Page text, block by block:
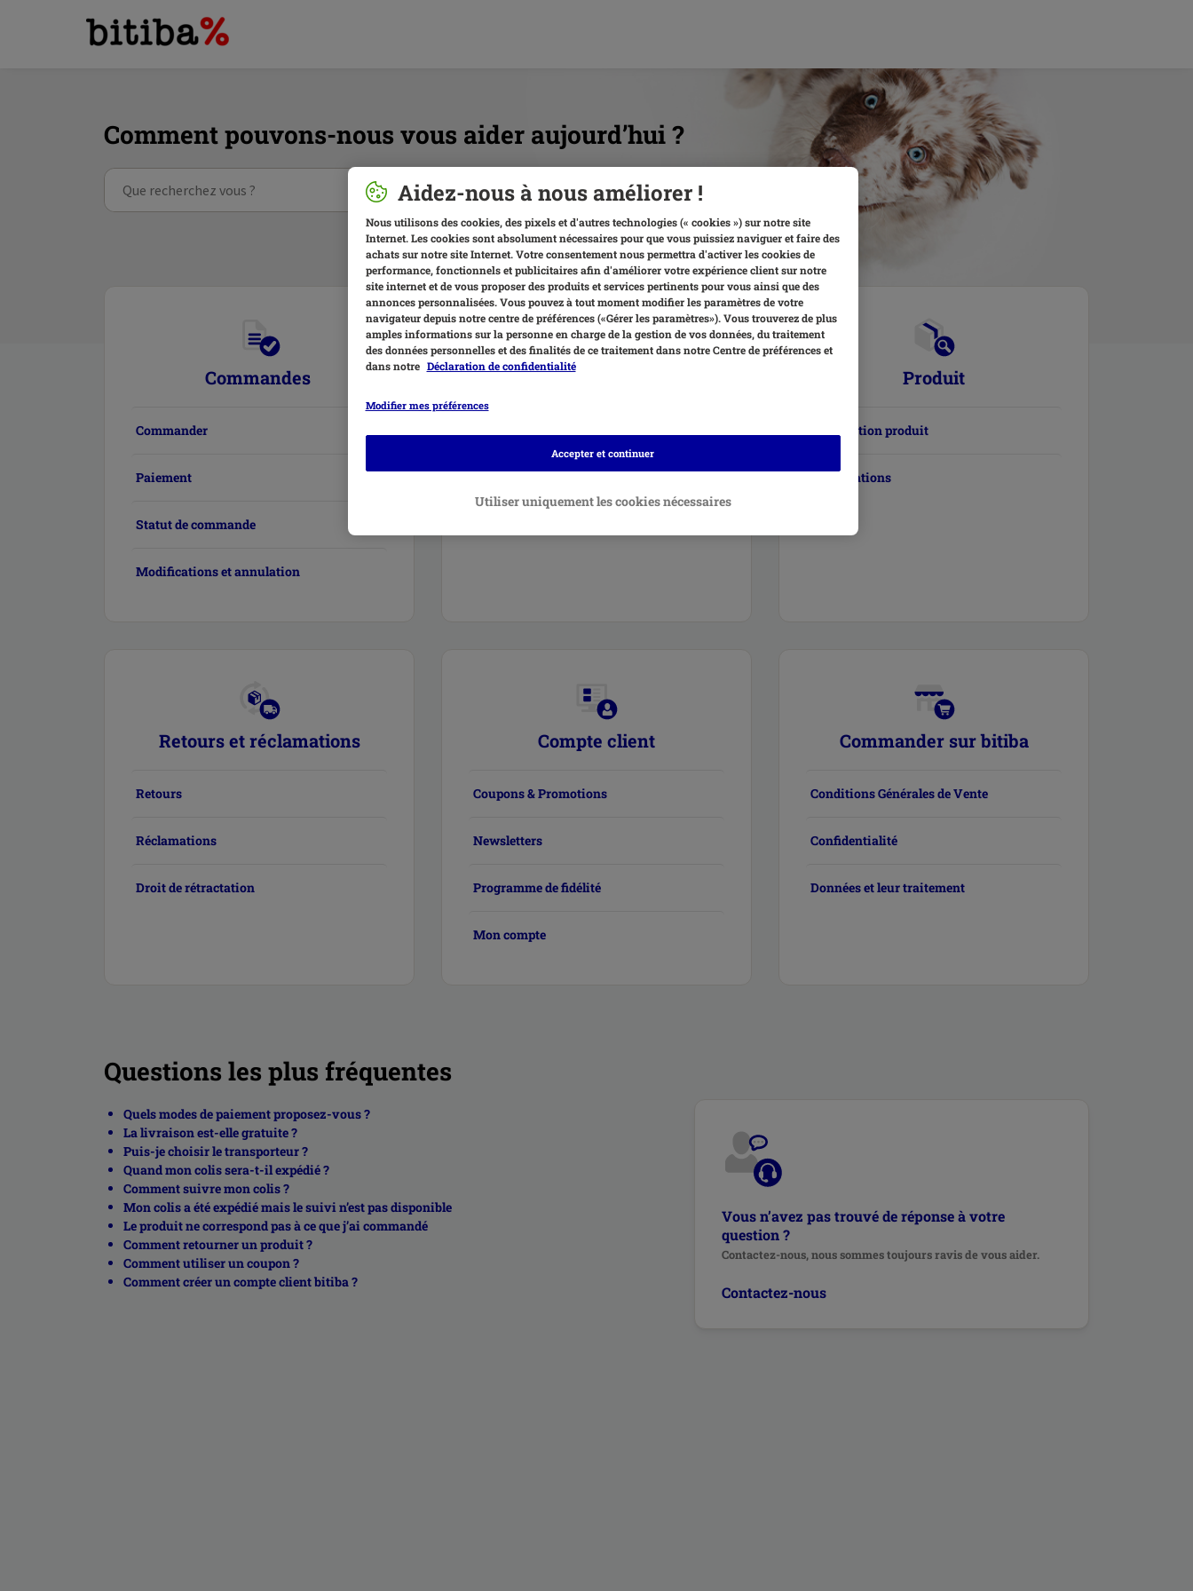
Comment pouvons-nous vous aider aujourd’hui ?
Commandes
Commander
Paiement
Statut de commande
Modifications et annulation
Livraisons
Suivi de colis
Produit
Information produit
Réclamations
Retours et réclamations
Retours
Réclamations
Droit de rétractation
Compte client
Coupons & Promotions
Newsletters
Programme de fidélité
Mon compte
Commander sur bitiba
Conditions Générales de Vente
Confidentialité
Données et leur traitement
Questions les plus fréquentes
Quels modes de paiement proposez-vous ?
La livraison est-elle gratuite ?
Puis-je choisir le transporteur ?
Quand mon colis sera-t-il expédié ?
Comment suivre mon colis ?
Mon colis a été expédié mais le suivi n’est pas disponible
Le produit ne correspond pas à ce que j’ai commandé
Comment retourner un produit ?
Comment utiliser un coupon ?
Comment créer un compte client bitiba ?
Vous n’avez pas trouvé de réponse à votre
question ?
Contactez-nous, nous sommes toujours ravis de vous aider.
Contactez-nous
Aidez-nous à nous améliorer !
Nous utilisons des cookies, des pixels et d'autres technologies (« cookies ») sur notre site
Internet. Les cookies sont absolument nécessaires pour que vous puissiez naviguer et faire des
achats sur notre site Internet. Votre consentement nous permettra d'activer les cookies de
performance, fonctionnels et publicitaires afin d'améliorer votre expérience client sur notre
site internet et de vous proposer des produits et services pertinents pour vous ainsi que des
annonces personnalisées. Vous pouvez à tout moment modifier les paramètres de votre
navigateur depuis notre centre de préférences («Gérer les paramètres»). Vous trouverez de plus
amples informations sur la personne en charge de la gestion de vos données, du traitement
des données personnelles et des finalités de ce traitement dans notre Centre de préférences et
dans notre Déclaration de confidentialité
Modifier mes préférences
Utiliser uniquement les cookies nécessaires
Accepter et continuer